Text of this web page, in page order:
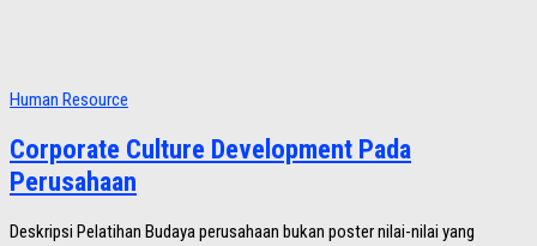
Human Resource
Corporate Culture Development Pada
Perusahaan
Deskripsi Pelatihan Budaya perusahaan bukan poster nilai-nilai yang